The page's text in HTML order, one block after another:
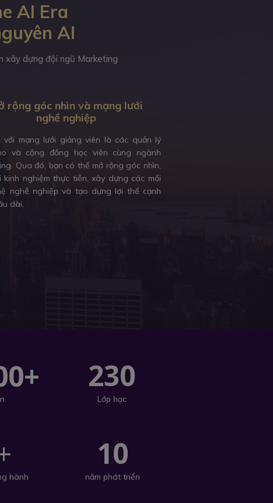
rộng góc nhìn và mạng lưới
nghề nghiệp
với mạng lưới giảng viên là các quản lý
và cộng đồng học viên cùng ngành
Qua đó, bạn có thể mở rộng góc nhìn,
kinh nghiệm thực tiễn, xây dựng các mối
nghề nghiệp và tạo dựng lợi thế cạnh
dài.
AI Era
AI
xây dựng đội ngũ Marketing
230
Lớp học
10
năm phát triển
hành